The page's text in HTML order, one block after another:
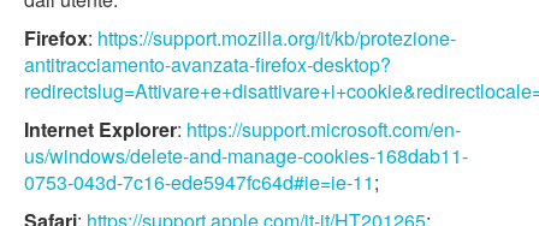
Firefox: https://support.mozilla.org/it/kb/protezione-
antitracciamento-avanzata-firefox-desktop?
Internet Explorer: https://support.microsoft.com/en-
us/windows/delete-and-manage-cookies-168dab11-
0753-043d-7c16-ede5947fc64d#ie=ie-11;